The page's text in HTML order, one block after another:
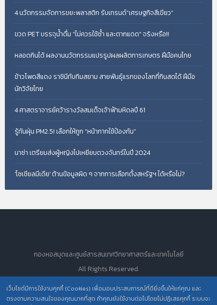
4 นวัตกรรมจัดการขยะพลาสติก รับเทรนด์“เศรษฐกิจสีเขียว”
ขวด PET บรรจุน้ำดื่ม “ไม่ควรใช้ซ้ำ และตากแดด” จริงหรือ!!
หลอดกินได้ ผลงานนวัตกรรมแปรรูปผลผลิตการเกษตร ฝีมือคนไทย
ข้าวโพดสีแดง ราชินีทับทิมสยาม สายพันธุ์แรกของโลกที่กินสดได้ ฝีมือ
นักวิจัยไทย
4 ศาสตราจารย์คว้ารางวัลสมเด็จเจ้าฟ้ามหิดลปี 61
รู้ทันฝุ่น PM2.5! เลือกให้ถูก “หน้ากากใช้ป้องกัน”
นาซ่า เตรียมส่งผู้หญิงไปเหยียบดวงจันทร์ในปี 2024
'โซเชียลมีเดีย' ต้านข้อมูลผิด ๆ จากการเลือกตั้งสหรัฐฯ ได้หรือไม่?
เว็บไซต์มีการใช้งานคุกกี้ (Cookies) เพื่อมอบประสบการณ์ที่ดียิ่งขึ้นให้แก่คุณ และ
ตรงตามความสนใจของคุณมากที่สุด ถ้าคุณยังใช้งานต่อไปโดยไม่ปฏิเสธคุกกี้ ระบบจะ
กองหอสมุดและศูนย์สารสนเทศวิทยาศาสตร์และเทคโนโลยี
All Rights Reserved.
นโยบายการคุ้มครองข้อมูลส่วนบุคคล วศ. /